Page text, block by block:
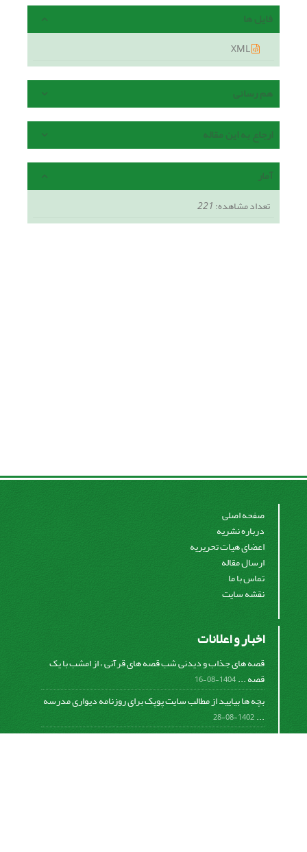
فایل ها
هم رسانی
ارجاع به این مقاله
آمار
تعداد مشاهده:221
صفحه اصلی
درباره نشریه
اعضای هیات تحریریه
ارسال مقاله
تماس با ما
نقشه سایت
اخبار و اعلانات
قصه های جذاب و دیدنی شب قصه های قرآنی ، از امشب با یک
قصه ...1404-08-16
بچه ها بیایید از مطالب سایت پوپک برای روزنامه دیواری مدرسه
...
1402-08-28